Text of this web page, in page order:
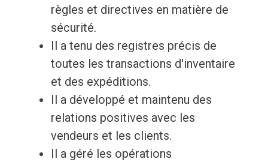
règles et directives en matière de
sécurité.
Il a tenu des registres précis de
toutes les transactions d'inventaire
et des expéditions.
Il a développé et maintenu des
relations positives avec les
vendeurs et les clients.
Il a géré les opérations